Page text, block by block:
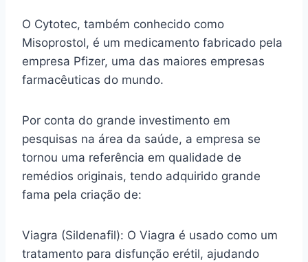
O Cytotec, também conhecido como
Misoprostol, é um medicamento fabricado pela
empresa Pfizer, uma das maiores empresas
farmacêuticas do mundo.
Por conta do grande investimento em
pesquisas na área da saúde, a empresa se
tornou uma referência em qualidade de
remédios originais, tendo adquirido grande
fama pela criação de:
Viagra (Sildenafil): O Viagra é usado como um
tratamento para disfunção erétil, ajudando